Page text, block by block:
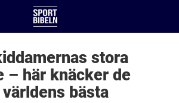
stora
– här knäcker de
bästa